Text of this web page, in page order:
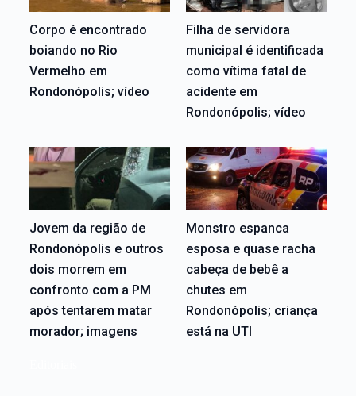
Corpo é encontrado
boiando no Rio
Vermelho em
Rondonópolis; vídeo
Filha de servidora
municipal é identificada
como vítima fatal de
acidente em
Rondonópolis; vídeo
Jovem da região de
Rondonópolis e outros
dois morrem em
confronto com a PM
após tentarem matar
morador; imagens
Monstro espanca
esposa e quase racha
cabeça de bebê a
chutes em
Rondonópolis; criança
está na UTI